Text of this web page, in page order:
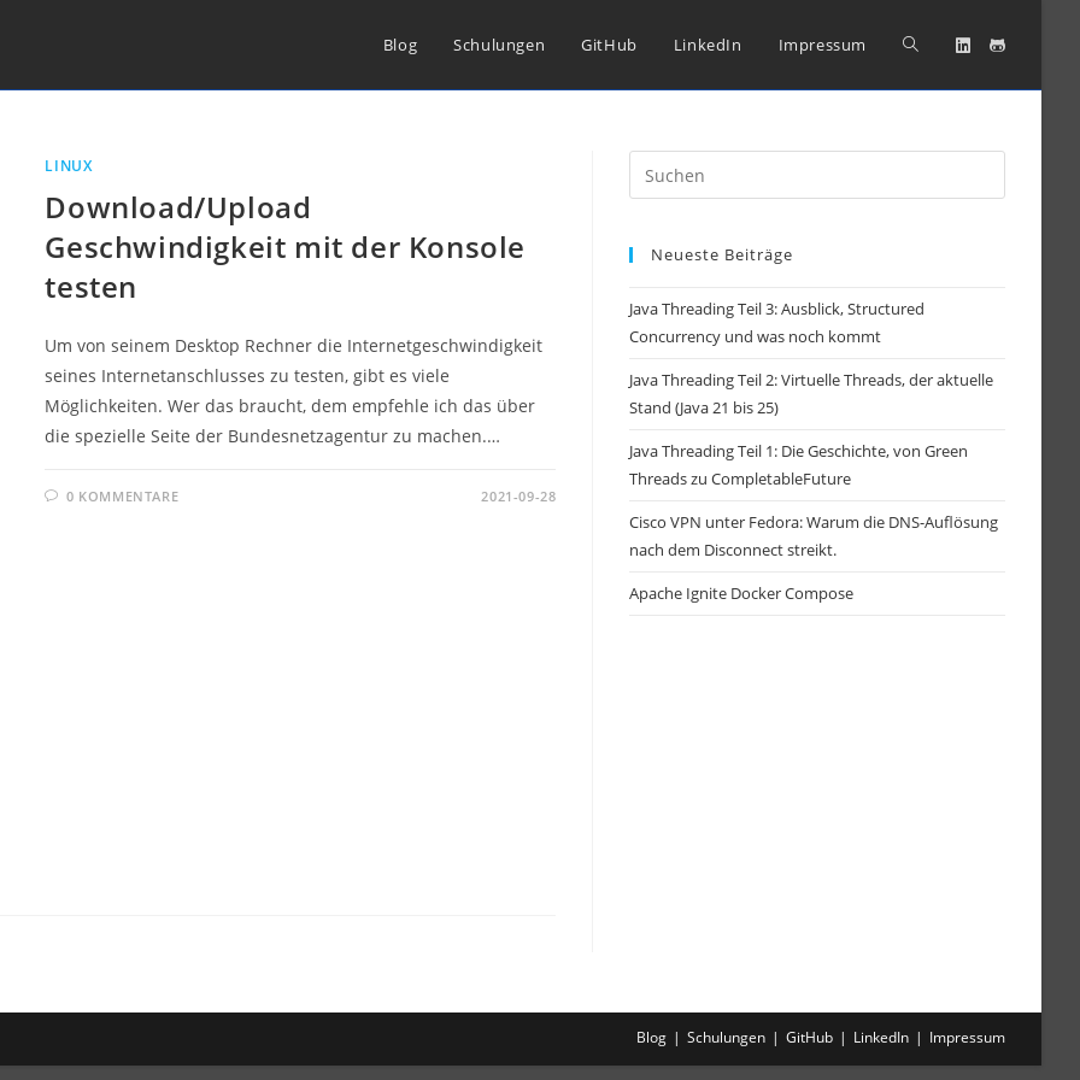
Blog Schulungen GitHub LinkedIn Impressum Website-
LINUX
Download/Upload
Geschwindigkeit mit der Konsole
testen
Um von seinem Desktop Rechner die Internetgeschwindigkeit
seines Internetanschlusses zu testen, gibt es viele
Möglichkeiten. Wer das braucht, dem empfehle ich das über
die spezielle Seite der Bundesnetzagentur zu machen.…
0 KOMMENTARE 2021-09-28
Escape
Neueste Beiträge
Java Threading Teil 3: Ausblick, Structured
Concurrency und was noch kommt
Java Threading Teil 2: Virtuelle Threads, der aktuelle
Stand (Java 21 bis 25)
Java Threading Teil 1: Die Geschichte, von Green
Threads zu CompletableFuture
Cisco VPN unter Fedora: Warum die DNS-Auflösung
nach dem Disconnect streikt.
Apache Ignite Docker Compose
Blog Schulungen GitHub LinkedIn Impressum